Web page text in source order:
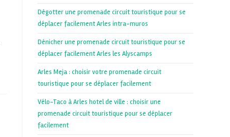
Dégotter une promenade circuit touristique pour se
déplacer facilement Arles intra-muros
Dénicher une promenade circuit touristique pour se
déplacer facilement Arles les Alyscamps
Arles Meja : choisir votre promenade circuit
touristique pour se déplacer facilement
Vélo-Taco à Arles hotel de ville : choisir une
promenade circuit touristique pour se déplacer
facilement